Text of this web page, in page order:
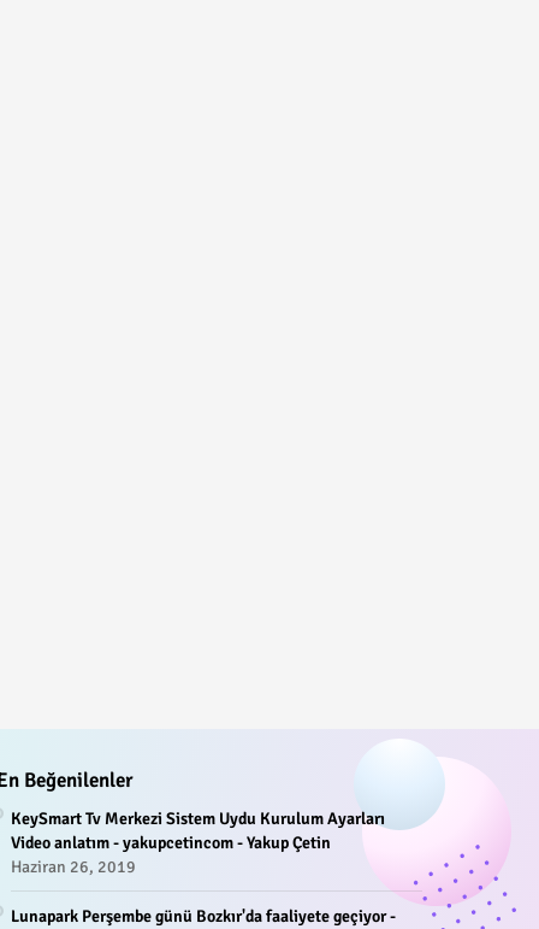
Beğenilenler
KeySmart Tv Merkezi Sistem Uydu Kurulum Ayarları
Video anlatım - yakupcetincom - Yakup Çetin
Haziran 26, 2019
Lunapark Perşembe günü Bozkır'da faaliyete geçiyor -